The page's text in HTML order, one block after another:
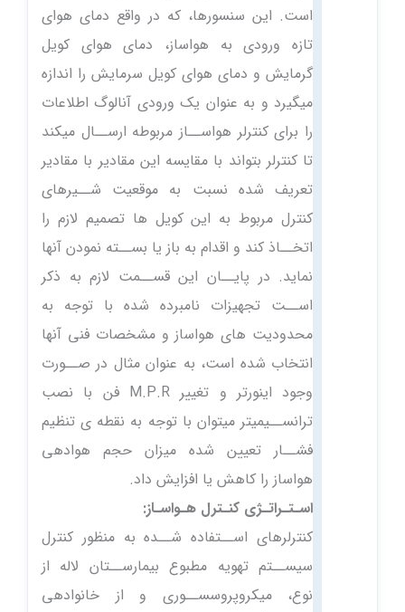
است. این سنسورها، که در واقع دمای هوای
تازه ورودی به هواساز، دمای هوای کویل
گرمایش و دمای هوای کویل سرمایش را اندازه
میگیرد و به عنوان یک ورودی آنالوگ اطلاعات
را برای کنترلر هواســاز مربوطه ارســال میکند
تا کنترلر بتواند با مقایسه این مقادیر با مقادیر
تعریف شده نسبت به موقعیت شــیرهای
کنترل مربوط به این کویل ها تصمیم لازم را
اتخــاذ کند و اقدام به باز یا بســته نمودن آنها
نماید. در پایــان این قســمت لازم به ذکر
اســت تجهیزات نامبرده شده با توجه به
محدودیت های هواساز و مشخصات فنی آنها
انتخاب شده است، به عنوان مثال در صــورت
وجود اینورتر و تغییر M.P.R فن با نصب
ترانســیمیتر میتوان با توجه به نقطه ی تنظیم
فشــار تعیین شده میزان حجم هوادهی
هواساز را کاهش یا افزایش داد.
اسـتـراتـژی کنـترل هـواسـاز:
کنترلرهای اســتفاده شــده به منظور کنترل
سیســتم تهویه مطبوع بیمارســتان لاله از
نوع، میکروپروسســوری و از خانوادهی